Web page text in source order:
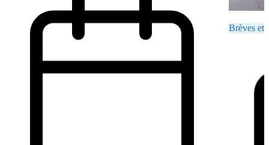
Brèves et